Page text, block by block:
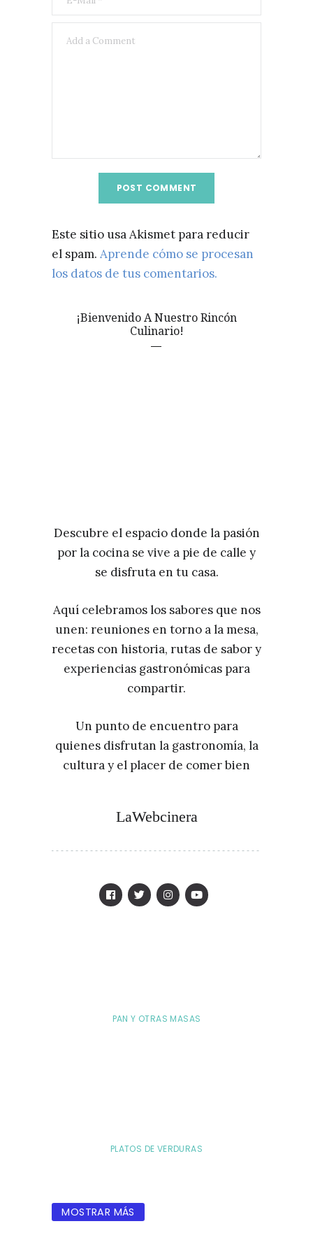
Este sitio usa Akismet para reducir
el spam. Aprende cómo se procesan
los datos de tus comentarios.
¡Bienvenido A Nuestro Rincón
Culinario!
Descubre el espacio donde la pasión
por la cocina se vive a pie de calle y
se disfruta en tu casa.
Aquí celebramos los sabores que nos
unen: reuniones en torno a la mesa,
recetas con historia, rutas de sabor y
experiencias gastronómicas para
compartir.
Un punto de encuentro para
quienes disfrutan la gastronomía, la
cultura y el placer de comer bien
LaWebcinera
PAN Y OTRAS MASAS
PLATOS DE VERDURAS
MOSTRAR MÁS